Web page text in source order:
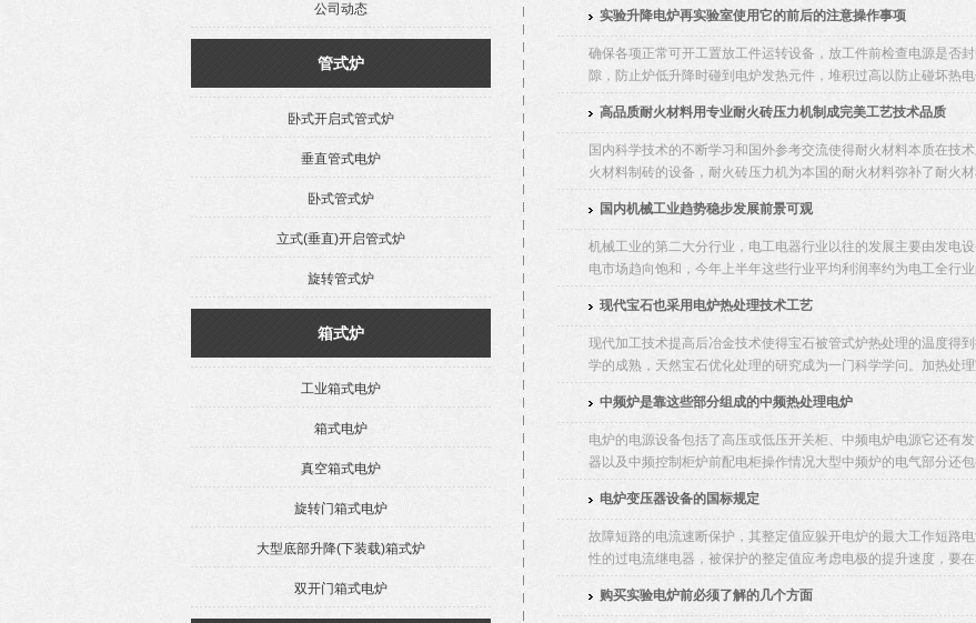
公司动态
管式炉
卧式开启式管式炉
垂直管式电炉
卧式管式炉
立式(垂直)开启管式炉
旋转管式炉
箱式炉
工业箱式电炉
箱式电炉
真空箱式电炉
旋转门箱式电炉
大型底部升降(下装载)箱式炉
双开门箱式电炉
实验升降电炉再实验室使用它的前后的注意操作事项
确保各项正常可开工置放工件运转设备，放工件前检查电源是否
隙，防止炉低升降时碰到电炉发热元件，堆积过高以防止碰坏热
高品质耐火材料用专业耐火砖压力机制成完美工艺技术品质
国内科学技术的不断学习和国外参考交流使得耐火材料本质在技
火材料制砖的设备，耐火砖压力机为本国的耐火材料弥补了耐火
国内机械工业趋势稳步发展前景可观
机械工业的第二大分行业，电工电器行业以往的发展主要由发电
电市场趋向饱和，今年上半年这些行业平均利润率约为电工全行
现代宝石也采用电炉热处理技术工艺
现代加工技术提高后冶金技术使得宝石被管式炉热处理的温度得
学的成熟，天然宝石优化处理的研究成为一门科学学问。加热处
中频炉是靠这些部分组成的中频热处理电炉
电炉的电源设备包括了高压或低压开关柜、中频电炉电源它还有
器以及中频控制柜炉前配电柜操作情况大型中频炉的电气部分还
电炉变压器设备的国标规定
故障短路的电流速断保护，其整定值应躲开电炉的最大工作短路
性的过电流继电器，被保护的整定值应考虑电极的提升速度，要
购买实验电炉前必须了解的几个方面